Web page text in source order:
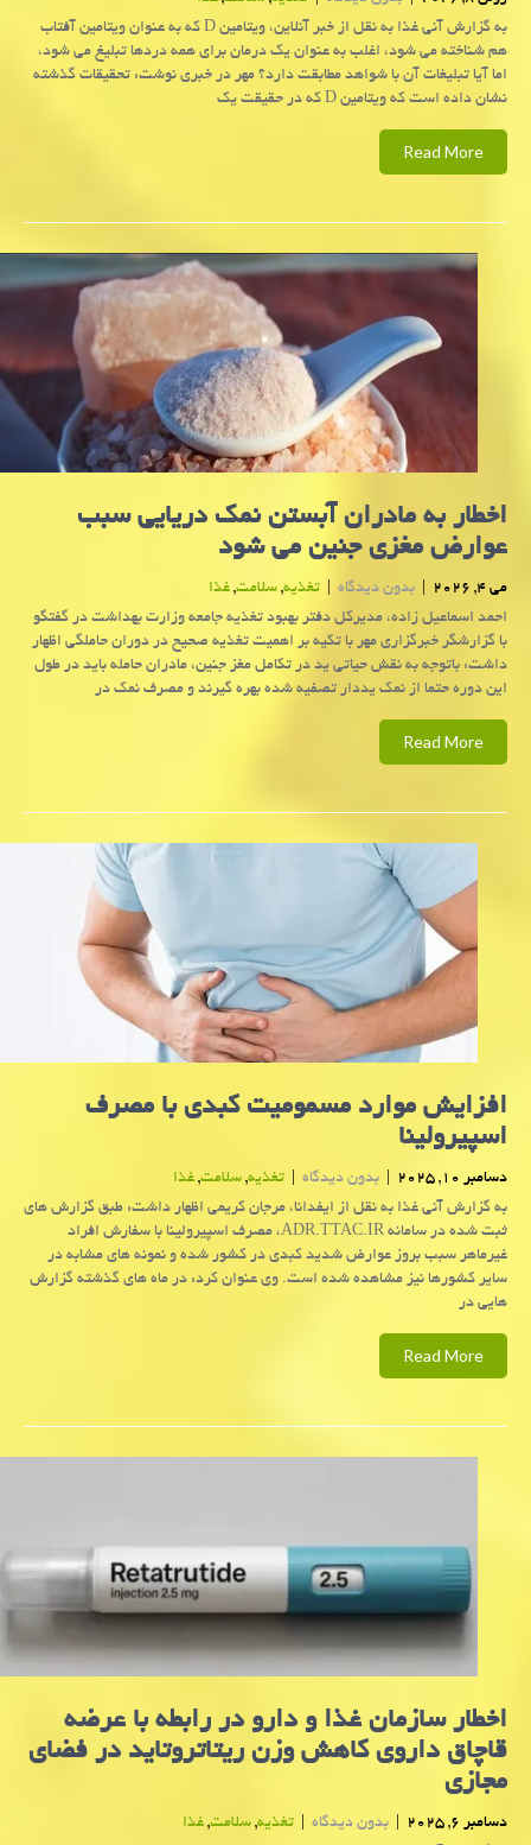
به گزارش آنی غذا به نقل از خبر آنلاین، ویتامین D که به عنوان ویتامین آفتاب
هم شناخته می شود، اغلب به عنوان یک درمان برای همه دردها تبلیغ می شود،
اما آیا تبلیغات آن با شواهد مطابقت دارد؟ مهر در خبری نوشت: تحقیقات گذشته
نشان داده است که ویتامین D که در حقیقت یک
Read More
اخطار به مادران آبستن نمک دریایی سبب
عوارض مغزی جنین می شود
می 4, 2026 | بدون دیدگاه | تغذیه,سلامت,غذا
احمد اسماعیل زاده، مدیرکل دفتر بهبود تغذیه جامعه وزارت بهداشت در گفتگو
با گزارشگر خبرگزاری مهر با تکیه بر اهمیت تغذیه صحیح در دوران حاملگی اظهار
داشت: باتوجه به نقش حیاتی ید در تکامل مغز جنین، مادران حامله باید در طول
این دوره حتما از نمک یددار تصفیه شده بهره گیرند و مصرف نمک در
Read More
افزایش موارد مسمومیت کبدی با مصرف
اسپیرولینا
دسامبر 10, 2025 | بدون دیدگاه | تغذیه,سلامت,غذا
به گزارش آنی غذا به نقل از ایفدانا، مرجان کریمی اظهار داشت: طبق گزارش های
ثبت شده در سامانه ADR.TTAC.IR، مصرف اسپیرولینا با سفارش افراد
غیرماهر سبب بروز عوارض شدید کبدی در کشور شده و نمونه های مشابه در
سایر کشورها نیز مشاهده شده است. وی عنوان کرد: در ماه های گذشته گزارش
هایی در
Read More
اخطار سازمان غذا و دارو در رابطه با عرضه
قاچاق داروی کاهش وزن ریتاتروتاید در فضای
مجازی
دسامبر 6, 2025 | بدون دیدگاه | تغذیه,سلامت,غذا